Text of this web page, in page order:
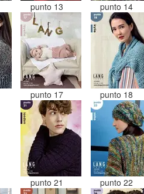
punto 13 punto 14
punto 17 punto 18
punto 21 punto 22